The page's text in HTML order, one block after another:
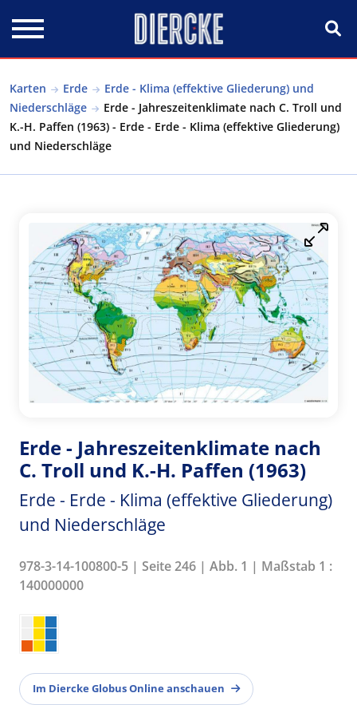
Karten Erde
Erde - Klima (effektive Gliederung) und
Niederschläge
Erde - Jahreszeitenklimate nach C. Troll und
K.-H. Paffen (1963) - Erde - Erde - Klima (effektive Gliederung)
und Niederschläge
Erde - Jahreszeitenklimate nach
C. Troll und K.-H. Paffen (1963)
Erde - Erde - Klima (effektive Gliederung)
und Niederschläge
978-3-14-100800-5 | Seite 246 | Abb. 1 | Maßstab 1 :
140000000
Im Diercke Globus Online anschauen